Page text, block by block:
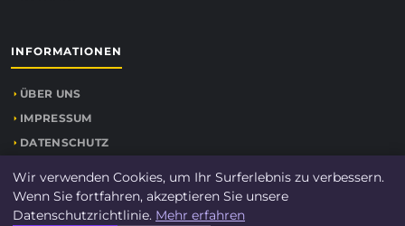
INFORMATIONEN
ÜBER UNS
IMPRESSUM
DATENSCHUTZ
Wir verwenden Cookies, um Ihr Surferlebnis zu verbessern.
Wenn Sie fortfahren, akzeptieren Sie unsere
Datenschutzrichtlinie. Mehr erfahren